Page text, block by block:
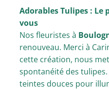
Adorables Tulipes : Le
vous
Nos fleuristes à
renouveau. Merci à
cette création, nous
spontanéité des
teintes douces pour